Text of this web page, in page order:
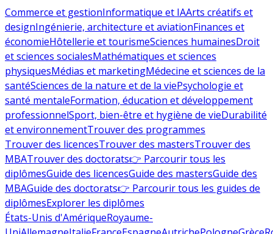
Commerce et gestionInformatique et IAArts créatifs et
designIngénierie, architecture et aviationFinances et
économieHôtellerie et tourismeSciences humainesDroit
et sciences socialesMathématiques et sciences
physiquesMédias et marketingMédecine et sciences de la
santéSciences de la nature et de la viePsychologie et
santé mentaleFormation, éducation et développement
professionnelSport, bien-être et hygiène de vieDurabilité
et environnementTrouver des programmes
Trouver des licencesTrouver des mastersTrouver des
MBATrouver des doctorats👉 Parcourir tous les
diplômesGuide des licencesGuide des mastersGuide des
MBAGuide des doctorats👉 Parcourir tous les guides de
diplômesExplorer les diplômes
États-Unis d'AmériqueRoyaume-